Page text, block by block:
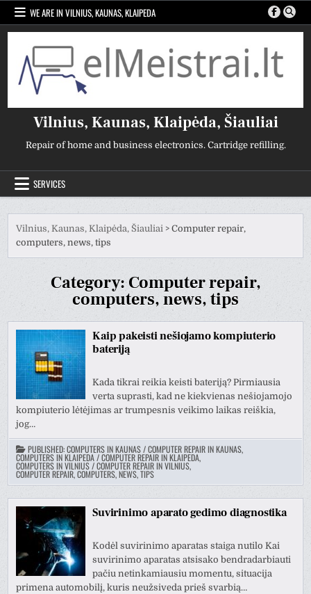
Skip
content
WE ARE IN VILNIUS, KAUNAS, KLAIPEDA
Vilnius, Kaunas, Klaipėda, Šiauliai
Repair of home and business electronics. Cartridge refilling.
SERVICES
Vilnius, Kaunas, Klaipėda, Šiauliai >Computer repair,
computers, news, tips
Category: Computer repair,
computers, news, tips
Kaip pakeisti nešiojamo kompiuterio
bateriją
Kada tikrai reikia keisti bateriją? Pirmiausia
verta suprasti, kad ne kiekvienas nešiojamojo
kompiuterio lėtėjimas ar trumpesnis veikimo laikas reiškia,
jog…
PUBLISHED:COMPUTERS IN KAUNAS / COMPUTER REPAIR IN KAUNAS,
COMPUTERS IN KLAIPEDA / COMPUTER REPAIR IN KLAIPEDA,
COMPUTERS IN VILNIUS / COMPUTER REPAIR IN VILNIUS,
COMPUTER REPAIR, COMPUTERS, NEWS, TIPS
Suvirinimo aparato gedimo diagnostika
Kodėl suvirinimo aparatas staiga nutilo Kai
suvirinimo aparatas atsisako bendradarbiauti
pačiu netinkamiausiu momentu, situacija
primena automobilį, kuris neužsiveda prieš svarbią…